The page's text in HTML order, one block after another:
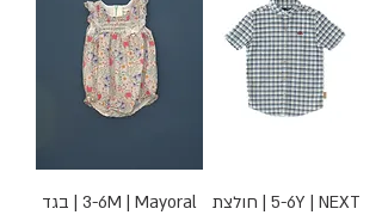
5-6Y | NEXT | חולצת
3-6M | Mayoral | בגד